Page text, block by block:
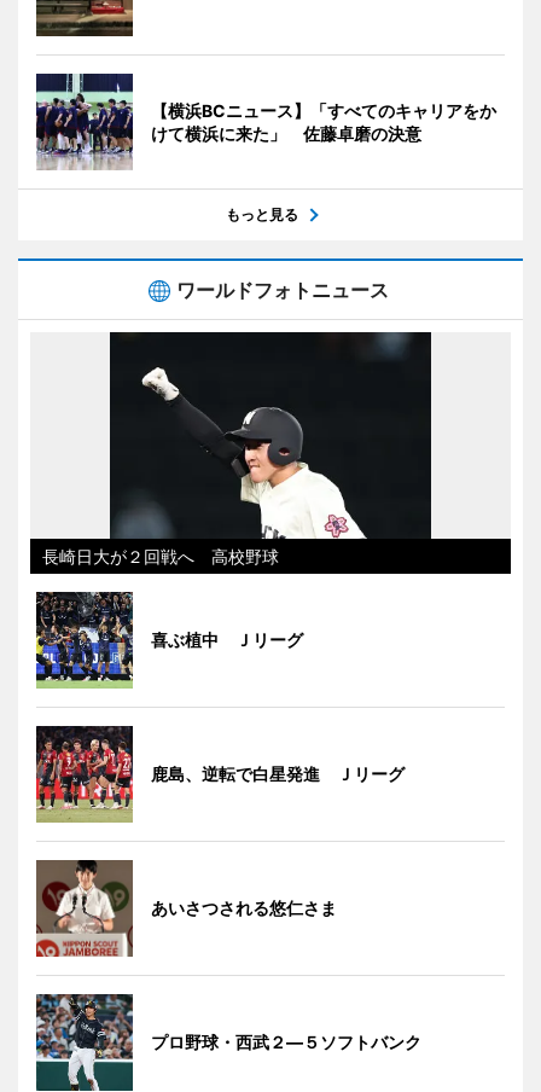
【横浜BCニュース】「すべてのキャリアをか
けて横浜に来た」 佐藤卓磨の決意
もっと見る
ワールドフォトニュース
長崎日大が２回戦へ 高校野球
喜ぶ植中 Ｊリーグ
鹿島、逆転で白星発進 Ｊリーグ
あいさつされる悠仁さま
プロ野球・西武２―５ソフトバンク